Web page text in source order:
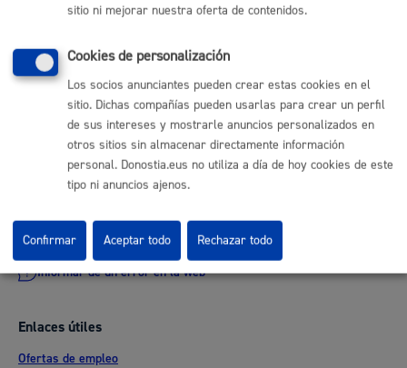
MÁQUINA
Volver al índice Volver atrás
Comunícate con el Ayuntamiento de Donostia / San
Sebastián
(+34) 943 481 000
Buzón de la ciudadanía
Informar de un error en la web
Enlaces útiles
Ofertas de empleo
sitio ni mejorar nuestra oferta de contenidos.
Cookies de personalización
Los socios anunciantes pueden crear estas cookies en el
sitio. Dichas compañías pueden usarlas para crear un perfil
de sus intereses y mostrarle anuncios personalizados en
otros sitios sin almacenar directamente información
personal. Donostia.eus no utiliza a día de hoy cookies de este
tipo ni anuncios ajenos.
Rechazar todo
Confirmar Aceptar todo